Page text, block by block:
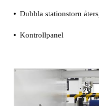
Dubbla stationstorn
Kontrollpanel